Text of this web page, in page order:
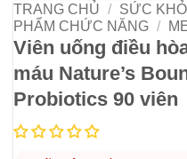
TRANG CHỦ / SỨC
PHẨM CHỨC NĂNG /
Viên uống điều
máu Nature’s
Probiotics 90 viên